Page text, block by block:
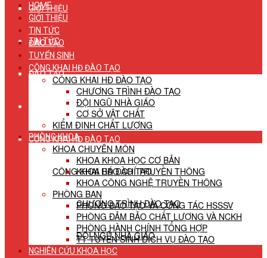
GIỚI THIỆU
TIN TỨC
ĐÀO TẠO
TUYỂN SINH
CÔNG KHAI HĐ ĐÀO TẠO
CÔNG KHAI HĐ ĐÀO TẠO
CHƯƠNG TRÌNH ĐÀO TẠO
ĐỘI NGŨ NHÀ GIÁO
HOME
GIỚI THIỆU
TIN TỨC
ĐÀO TẠO
TUYỂN SINH
CÔNG KHAI HĐ ĐÀO TẠO
CÔNG KHAI HĐ ĐÀO TẠO
CHƯƠNG TRÌNH ĐÀO TẠO
ĐỘI NGŨ NHÀ GIÁO
CƠ SỞ VẬT CHẤT
KIỂM ĐỊNH CHẤT LƯỢNG
PHÒNG KHOA
KHOA CHUYÊN MÔN
KHOA KHOA HỌC CƠ BẢN
KHOA BÁO CHÍ TRUYỀN THÔNG
KHOA CÔNG NGHỆ TRUYỀN THÔNG
PHÒNG BAN
PHÒNG ĐÀO TẠO VÀ CÔNG TÁC HSSSV
PHÒNG ĐẢM BẢO CHẤT LƯỢNG VÀ NCKH
PHÒNG HÀNH CHÍNH TỔNG HỢP
TT TUYỂN SINH DỊCH VỤ ĐÀO TẠO
NGHIÊN CỨU KHOA HỌC